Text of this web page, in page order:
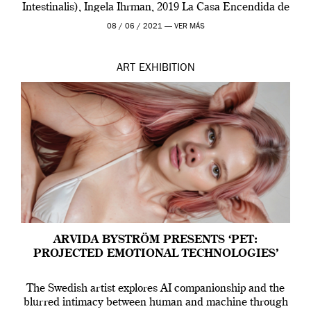
Intestinalis), Ingela Ihrman, 2019 La Casa Encendida de
Madrid y la Wellcome […]
08 / 06 / 2021 — VER MÁS
ART EXHIBITION
ARVIDA BYSTRÖM PRESENTS ‘PET:
PROJECTED EMOTIONAL TECHNOLOGIES’
The Swedish artist explores AI companionship and the
blurred intimacy between human and machine through